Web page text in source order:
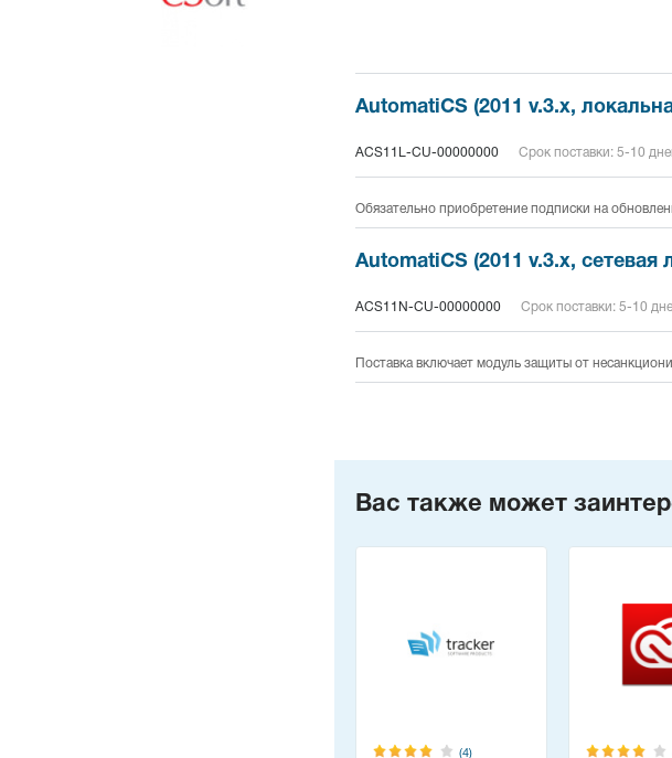
AutomatiCS (2011 v.3.x,
ACS11L-CU-00000000 Срок поставки: 5-10
Обязательно приобретение подписки на
AutomatiCS (2011 v.3.x, сетевая
ACS11N-CU-00000000 Срок поставки: 5-10
Поставка включает модуль защиты от
Вас также может
(4)